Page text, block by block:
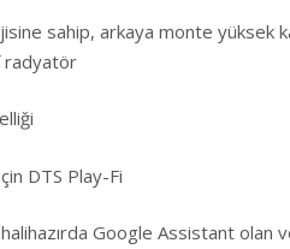
sahip, arkaya monte yüksek
radyatör
DTS Play-Fi
Google Assistant olan